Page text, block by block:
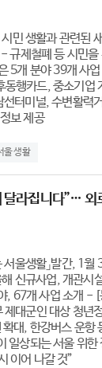
민 생활과 관련된
규제철폐 등 시민을
5개 분야 39개 사
동행카드, 중소기업
터미널, 수변활력
보 제공
울 생활
라집니다”… 외
울생활」발간, 1월
신규사업, 개관시
, 67개 사업 소개 -
대군인 대상 청년
대, 한강버스 운항
일상되는 서울 위한
이어 나갈 것”